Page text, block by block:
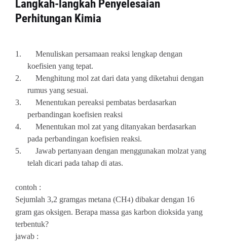
Langkah-langkah Penyelesaian
Perhitungan Kimia
1.
Menuliskan persamaan reaksi lengkap dengan
koefisien yang tepat.
2.
Menghitung mol zat dari data yang diketahui dengan
rumus yang sesuai.
3.
Menentukan pereaksi pembatas berdasarkan
perbandingan koefisien reaksi
4.
Menentukan mol zat yang ditanyakan berdasarkan
pada perbandingan koefisien reaksi.
5.
Jawab pertanyaan dengan menggunakan molzat yang
telah dicari pada tahap di atas.
contoh :
Sejumlah 3,2 gramgas metana (CH4) dibakar dengan 16
gram gas oksigen. Berapa massa gas karbon dioksida yang
terbentuk?
jawab :